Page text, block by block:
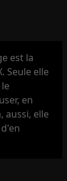
est la
Seule elle
en
aussi, elle